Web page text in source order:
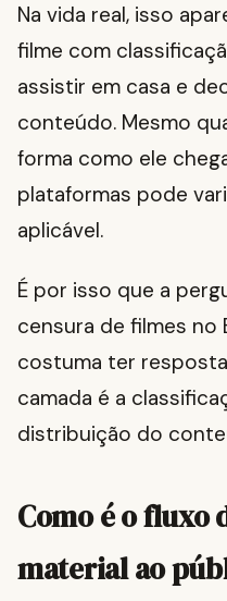
Na vida real, isso
filme com
assistir em casa e
conteúdo. Mesmo
forma como ele
plataformas pode
aplicável.
É por isso que a
censura de filmes no
costuma ter resposta
camada é a
distribuição do
Como é o fluxo
material ao